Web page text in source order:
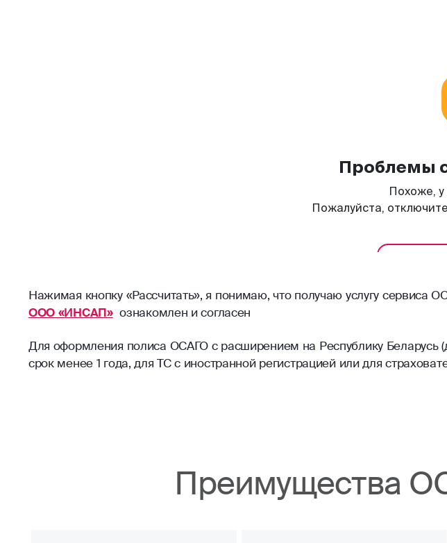
Нажимая кнопку «Рассчитать», я понимаю, что получаю услугу
ООО «ИНСАП» ознакомлен и согласен
Для оформления полиса ОСАГО с расширением на Республику Беларусь
срок менее 1 года, для ТС с иностранной регистрацией или для
Преимущества